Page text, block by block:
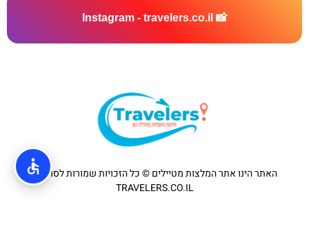
📸 Instagram - travelers.co.il
האתר הינו אתר המלצות מטיילים © כל הזכויות שמורות לסוכנות
TRAVELERS.CO.IL